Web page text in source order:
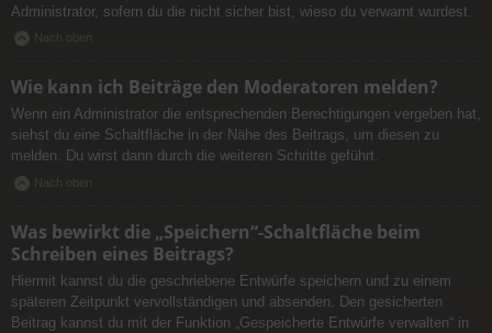
Administrator, sofern du die nicht sicher bist, wieso du verwarnt wurdest.
Nach oben
Wie kann ich Beiträge den Moderatoren melden?
Wenn ein Administrator die entsprechenden Berechtigungen vergeben hat,
siehst du eine Schaltfläche in der Nähe des Beitrags, um diesen zu
melden. Du wirst dann durch die weiteren Schritte geführt.
Nach oben
Was bewirkt die „Speichern“-Schaltfläche beim
Schreiben eines Beitrags?
Hiermit kannst du die geschriebene Entwürfe speichern und zu einem
späteren Zeitpunkt vervollständigen und absenden. Den gesicherten
Beitrag kannst du mit der Funktion „Gespeicherte Entwürfe verwalten“ in